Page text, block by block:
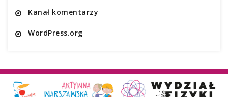
Kanał komentarzy
WordPress.org